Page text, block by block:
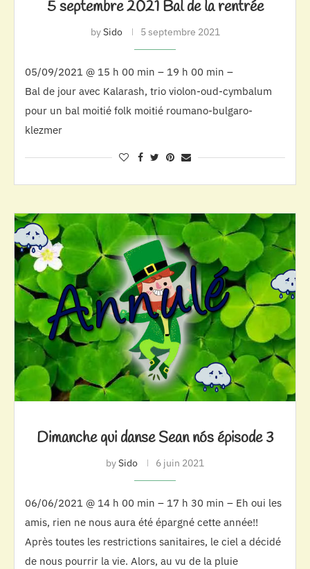
5 septembre 2021 Bal de la rentrée
bySido 5 septembre 2021
05/09/2021 @ 15 h 00 min – 19 h 00 min –
Bal de jour avec Kalarash, trio violon-oud-cymbalum
pour un bal moitié folk moitié roumano-bulgaro-
klezmer
Dimanche qui danse Sean nós épisode 3
bySido 6 juin 2021
06/06/2021 @ 14 h 00 min – 17 h 30 min – Eh oui les
amis, rien ne nous aura été épargné cette année!!
Après toutes les restrictions sanitaires, le ciel a décidé
de nous pourrir la vie. Alors, au vu de la pluie